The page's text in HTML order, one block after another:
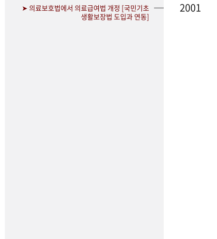
➤ 의료보호법에서 의료급여법 개정 [국민기초
생활보장법 도입과 연동]
2001